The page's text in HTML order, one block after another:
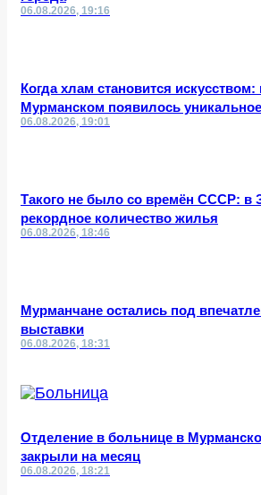
06.08.2026, 19:16
Когда хлам становится искусством:
Мурманском появилось
06.08.2026, 19:01
Такого не было со времён СССР: в
рекордное количество жилья
06.08.2026, 18:46
Мурманчане остались под
выставки
06.08.2026, 18:31
Отделение в больнице в
закрыли на месяц
06.08.2026, 18:21